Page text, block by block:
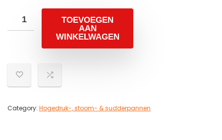
TOEVOEGEN
AAN
WINKELWAGEN
Category: Hogedruk-, stoom- & sudderpannen